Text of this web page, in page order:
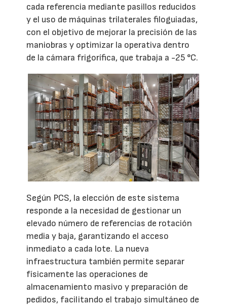
cada referencia mediante pasillos reducidos
y el uso de máquinas trilaterales filoguiadas,
con el objetivo de mejorar la precisión de las
maniobras y optimizar la operativa dentro
de la cámara frigorífica, que trabaja a -25 °C.
Según PCS, la elección de este sistema
responde a la necesidad de gestionar un
elevado número de referencias de rotación
media y baja, garantizando el acceso
inmediato a cada lote. La nueva
infraestructura también permite separar
físicamente las operaciones de
almacenamiento masivo y preparación de
pedidos, facilitando el trabajo simultáneo de